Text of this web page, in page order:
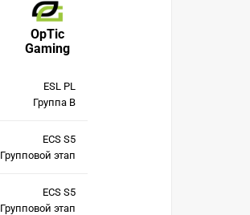
OpTic
Gaming
ESL PL
Группа B
ECS S5
Групповой этап
ECS S5
Групповой этап